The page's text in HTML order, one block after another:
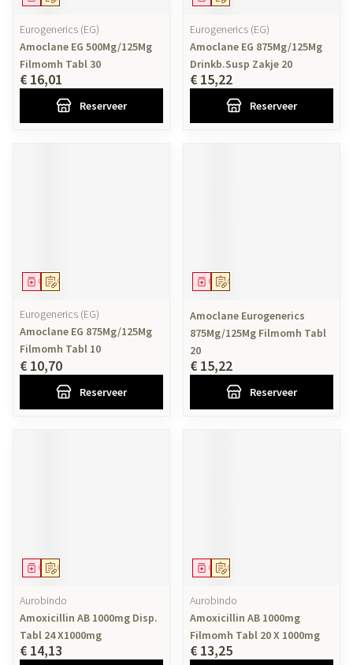
Eurogenerics (EG)
Amoclane EG 500Mg/125Mg
Filmomh Tabl 30
€ 16,01
Reserveer
Eurogenerics (EG)
Amoclane EG 875Mg/125Mg
Drinkb.Susp Zakje 20
€ 15,22
Reserveer
Op voorschrift
Geneesmiddel
Eurogenerics (EG)
Amoclane EG 875Mg/125Mg
Filmomh Tabl 10
€ 10,70
Reserveer
Op voorschrift
Geneesmiddel
Amoclane Eurogenerics
875Mg/125Mg Filmomh Tabl
20
€ 15,22
Reserveer
Op voorschrift
Geneesmiddel
Aurobindo
Amoxicillin AB 1000mg Disp.
Tabl 24 X1000mg
€ 14,13
Op voorschrift
Geneesmiddel
Aurobindo
Amoxicillin AB 1000mg
Filmomh Tabl 20 X 1000mg
€ 13,25